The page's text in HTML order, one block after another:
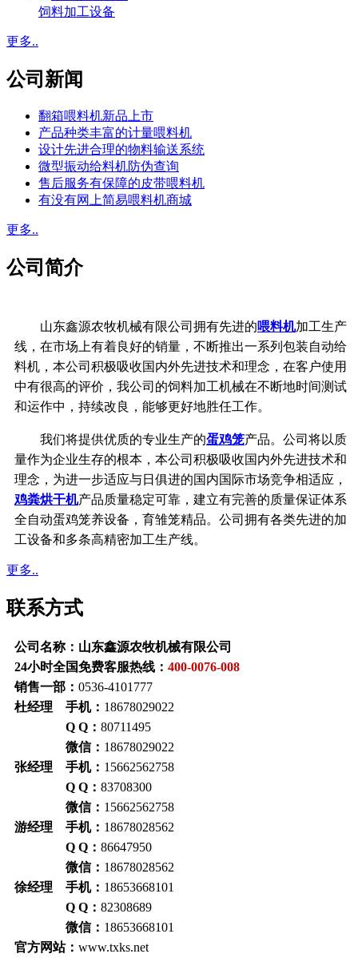
饲料加工设备
更多..
公司新闻
翻箱喂料机新品上市
产品种类丰富的计量喂料机
设计先进合理的物料输送系统
微型振动给料机防伪查询
售后服务有保障的皮带喂料机
有没有网上简易喂料机商城
更多..
公司简介
山东鑫源农牧机械有限公司拥有先进的喂料机加工生产
线，在市场上有着良好的销量，不断推出一系列包装自动给
料机，本公司积极吸收国内外先进技术和理念，在客户使用
中有很高的评价，我公司的饲料加工机械在不断地时间测试
和运作中，持续改良，能够更好地胜任工作。
我们将提供优质的专业生产的蛋鸡笼产品。公司将以质
量作为企业生存的根本， 本公司积极吸收国内外先进技术和
理念， 为进一步适应与日俱进的国内国际市场竞争相适应，
鸡粪烘干机产品质量稳定可靠， 建立有完善的质量保证体系
全自动蛋鸡笼养设备，育雏笼精品。公司拥有各类先进的加
工设备和多条高精密加工生产线。
更多..
联系方式
公司名称：山东鑫源农牧机械有限公司
24小时全国免费客服热线： 400-0076-008
销售一部： 0536-4101777
杜经理 手机： 18678029022
Q Q： 80711495
微信： 18678029022
张经理 手机： 15662562758
Q Q： 83708300
微信： 15662562758
游经理 手机： 18678028562
Q Q： 86647950
微信： 18678028562
徐经理 手机： 18653668101
Q Q： 82308689
微信： 18653668101
官方网站： www.txks.net